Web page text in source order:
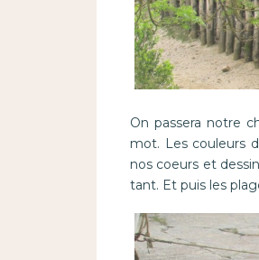
On passera notre
mot. Les couleurs
nos coeurs et
tant. Et puis les